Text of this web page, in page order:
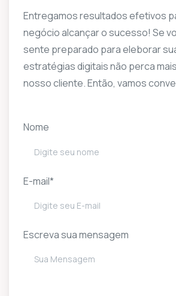
Entregamos resultados efetivos
negócio alcançar o sucesso! Se
sente preparado para eleborar
estratégias digitais não perca
nosso cliente. Então, vamos
Nome
E-mail*
Escreva sua mensagem